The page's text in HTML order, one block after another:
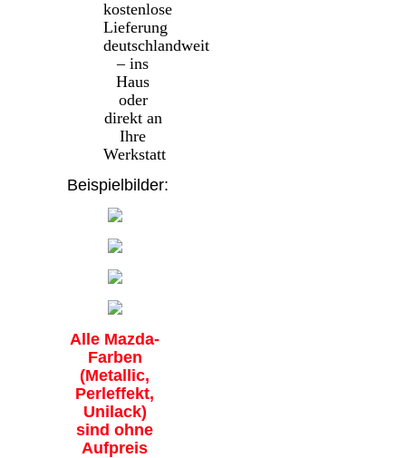
kostenlose
Lieferung
deutschlandweit
– ins
Haus
oder
direkt an
Ihre
Werkstatt
Beispielbilder:
Alle Mazda-
Farben
(Metallic,
Perleffekt,
Unilack)
sind ohne
Aufpreis